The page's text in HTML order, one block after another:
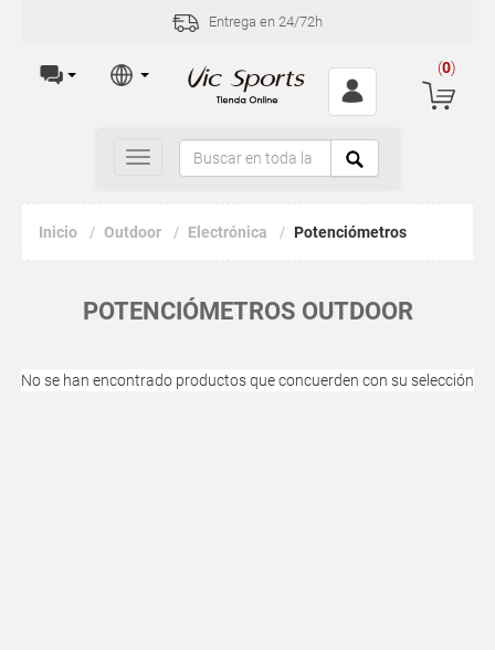
Entrega en 24/72h
(0)
Toggle
navigation
Inicio Outdoor Electrónica Potenciómetros
POTENCIÓMETROS OUTDOOR
No se han encontrado productos que concuerden con su selección